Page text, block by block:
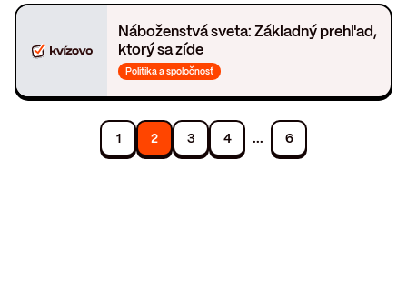
Náboženstvá sveta: Základný prehľad,
ktorý sa zíde
Politika a spoločnosť
1 2 3 4 ... 6